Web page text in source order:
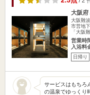
大阪府
大阪難
市営地
「大阪
営業時
入浴料
日帰り
サービスはもちろ
の温泉でゆっくり